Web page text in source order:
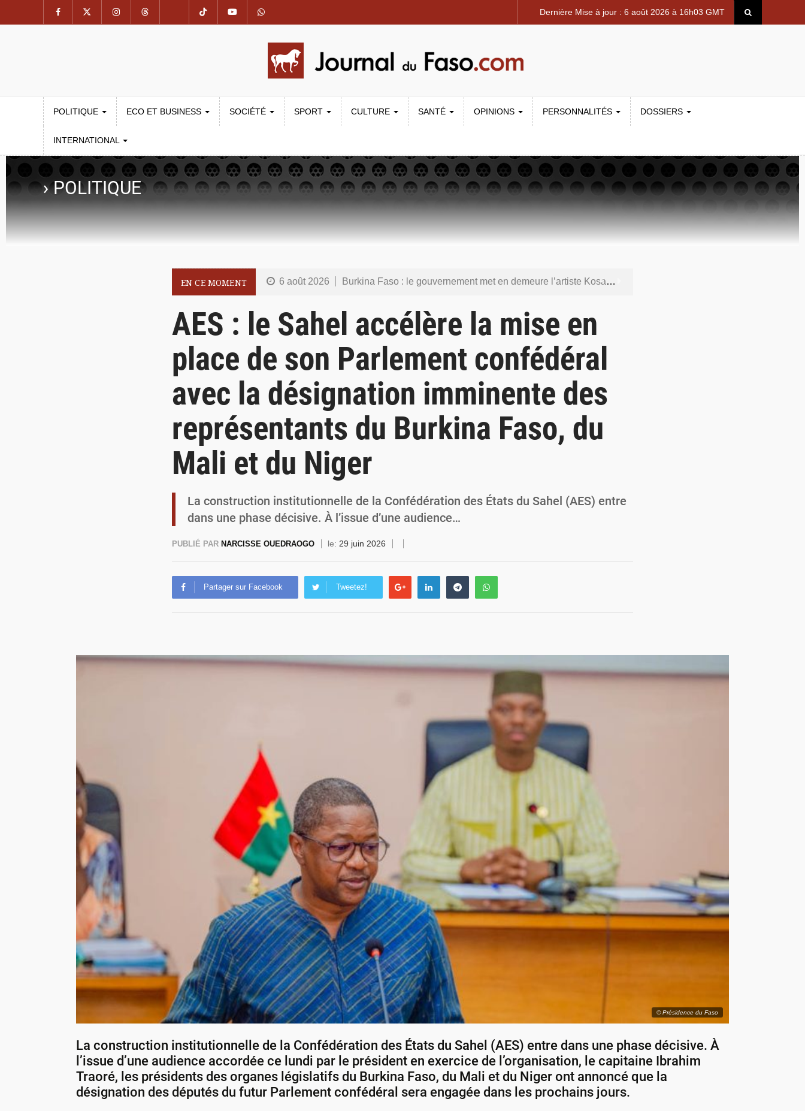
Dernière Mise à jour : 6 août 2026 à 16h03 GMT
POLITIQUE ECO ET BUSINESS SOCIÉTÉ SPORT CULTURE SANTÉ OPINIONS PERSONNALITÉS DOSSIERS
INTERNATIONAL
›POLITIQUE
EN CE MOMENT 6 août 2026 Burkina Faso : le gouvernement met en demeure l’artiste Kosa Pic de retirer de toutes les plateformes, ses contenus jugés contraires aux bonnes mœurs
5 août 2026 Commémoration du 5 août : Ibrahim Traoré appelle à faire de la Révolution progressiste populaire le socle de la souveraineté nationale
4 août 2026 Burkina Faso : l’ALP ratifie le protocole de Montréal 2014 pour renforcer la sécurité aérienne
4 août 2026 Commémoration du 4 août : Ibrahim Traoré appelle à une mobilisation totale pour la souveraineté nationale
AES : le Sahel accélère la mise en
place de son Parlement confédéral
avec la désignation imminente des
représentants du Burkina Faso, du
Mali et du Niger
La construction institutionnelle de la Confédération des États du Sahel (AES) entre
dans une phase décisive. À l’issue d’une audience…
PUBLIÉ PAR NARCISSE OUEDRAOGO le: 29 juin 2026
Partager sur Facebook Tweetez!
© Présidence du Faso
La construction institutionnelle de la Confédération des États du Sahel (AES) entre dans une phase décisive. À
l’issue d’une audience accordée ce lundi par le président en exercice de l’organisation, le capitaine Ibrahim
Traoré, les présidents des organes législatifs du Burkina Faso, du Mali et du Niger ont annoncé que la
désignation des députés du futur Parlement confédéral sera engagée dans les prochains jours.